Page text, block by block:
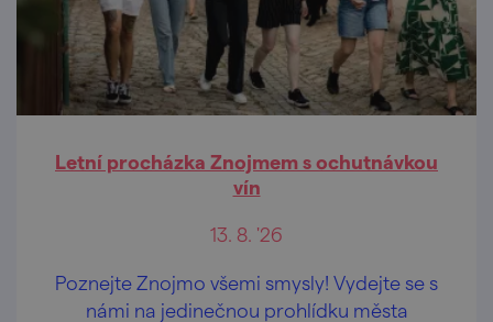
Letní procházka Znojmem s ochutnávkou
vín
13. 8. '26
Poznejte Znojmo všemi smysly! Vydejte se s
námi na jedinečnou prohlídku města